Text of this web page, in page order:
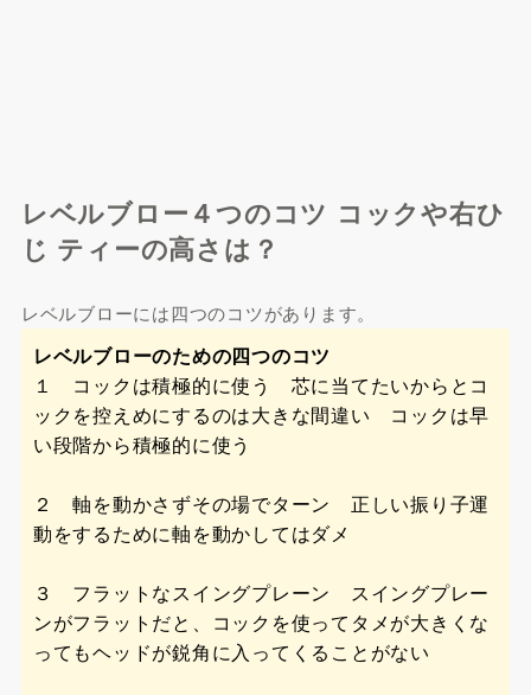
レベルブロー４つのコツ コックや右ひ
じ ティーの高さは？
レベルブローには四つのコツがあります。
レベルブローのための四つのコツ
１ コックは積極的に使う 芯に当てたいからとコ
ックを控えめにするのは大きな間違い コックは早
い段階から積極的に使う
２ 軸を動かさずその場でターン 正しい振り子運
動をするために軸を動かしてはダメ
３ フラットなスイングプレーン スイングプレー
ンがフラットだと、コックを使ってタメが大きくな
ってもヘッドが鋭角に入ってくることがない